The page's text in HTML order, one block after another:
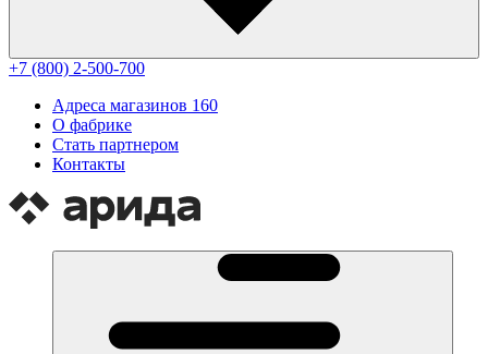
+7 (800) 2-500-700
Адреса магазинов 160
О фабрике
Стать партнером
Контакты